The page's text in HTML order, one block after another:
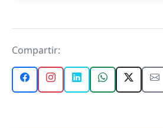
Compartir: